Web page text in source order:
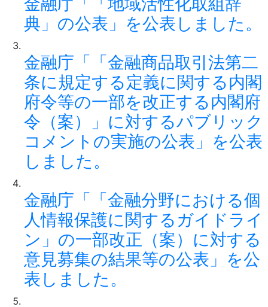
典」の公表」を公表しました。
金融庁「「金融商品取引法第二
条に規定する定義に関する内閣
府令等の一部を改正する内閣府
令（案）」に対するパブリック
コメントの実施の公表」を公表
しました。
金融庁「「金融分野における個
人情報保護に関するガイドライ
ン」の一部改正（案）に対する
意見募集の結果等の公表」を公
表しました。